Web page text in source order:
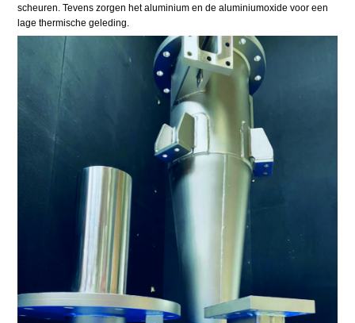
scheuren. Tevens zorgen het aluminium en de aluminiumoxide voor een
lage thermische geleding.